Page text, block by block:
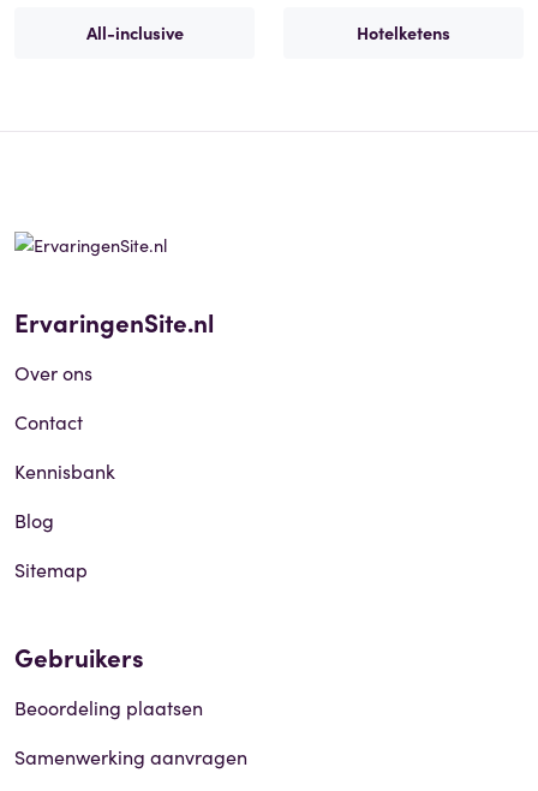
All-inclusive Hotelketens
ErvaringenSite.nl
Over ons
Contact
Kennisbank
Blog
Sitemap
Gebruikers
Beoordeling plaatsen
Samenwerking aanvragen